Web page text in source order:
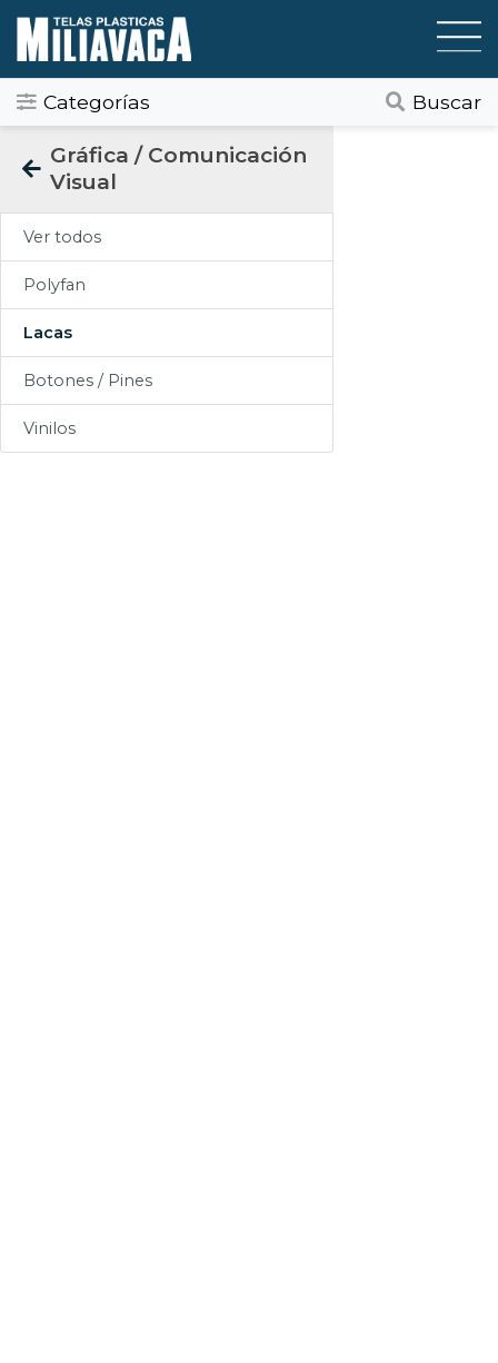
Categorías Buscar
Categorias
Todos
Gráfica / Comunicación Visual
Gráfica / Comunicación
Visual
Ver todos
Polyfan
Lacas
Botones / Pines
Vinilos
Tapicería
Telas Plásticas
Felpudos
Toldos